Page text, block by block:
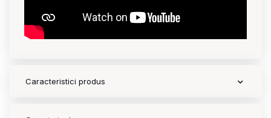
Caracteristici produs